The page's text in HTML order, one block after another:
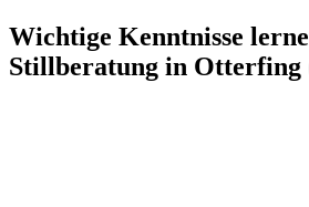
Wichtige Kenntnisse
Stillberatung in Otterfing